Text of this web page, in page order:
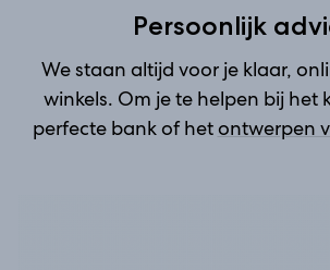
Persoonlijk
We staan altijd voor je klaar,
winkels. Om je te helpen bij het
perfecte bank of hetontwerpen